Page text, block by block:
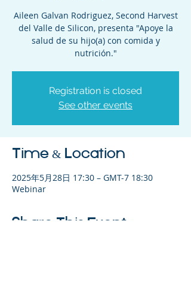
Aileen Galvan Rodriguez, Second Harvest
del Valle de Silicon, presenta "Apoye la
salud de su hijo(a) con comida y
nutrición."
Registration is closed
See other events
Time & Location
2025年5月28日 17:30 – GMT-7 18:30
Webinar
Share This Event